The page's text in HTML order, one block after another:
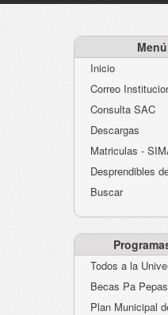
Atención al Ciudadano
Instituciones Educativas
Despacho Secretaría
Evaluación desempeño
Humano-Cesantías
Inicio
Correo
Consulta SAC
Descargas
Matriculas -
Desprendibles
Buscar
Todos a la
Becas Pa Pepas
Plan Municipal